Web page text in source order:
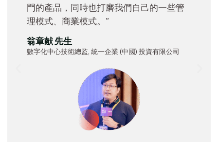
門的產品，同時也打磨我們自己的一些管
理模式、商業模式。”
翁章献 先生
數字化中心技術總監, 統一企業 (中國) 投資有限公司